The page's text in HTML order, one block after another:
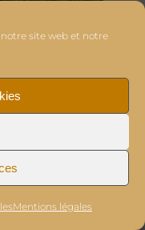
site web et notre
Mentions légales